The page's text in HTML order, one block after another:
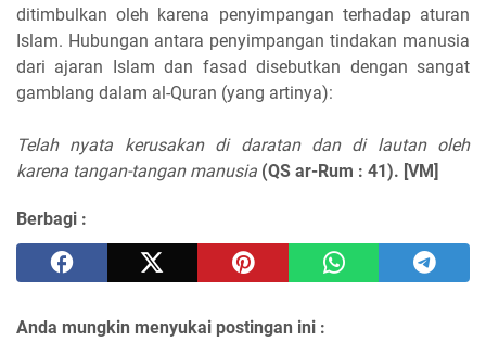
ditimbulkan oleh karena penyimpangan terhadap aturan
Islam. Hubungan antara penyimpangan tindakan manusia
dari ajaran Islam dan fasad disebutkan dengan sangat
gamblang dalam al-Quran (yang artinya):
Telah nyata kerusakan di daratan dan di lautan oleh
karena tangan-tangan manusia (QS ar-Rum : 41). [VM]
Berbagi :
Anda mungkin menyukai postingan ini :